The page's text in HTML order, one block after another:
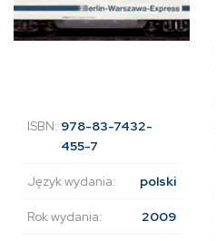
ISBN: 978-83-7432-
455-7
Język wydania: polski
Rok wydania: 2009